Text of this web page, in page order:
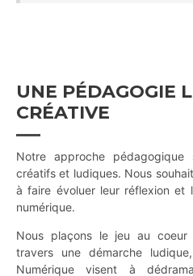
UNE PÉDAGOGIE
CRÉATIVE
Notre approche pédagogique
créatifs et ludiques. Nous
à faire évoluer leur réflexion et
numérique.
Nous plaçons le jeu au
travers une démarche
Numérique visent à